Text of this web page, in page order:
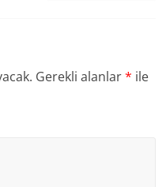
Gerekli alanlar* ile